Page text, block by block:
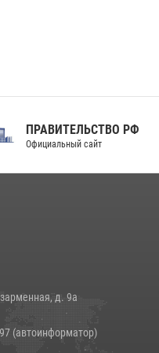
РФ
сайт
д. 9а
(автоинформатор)